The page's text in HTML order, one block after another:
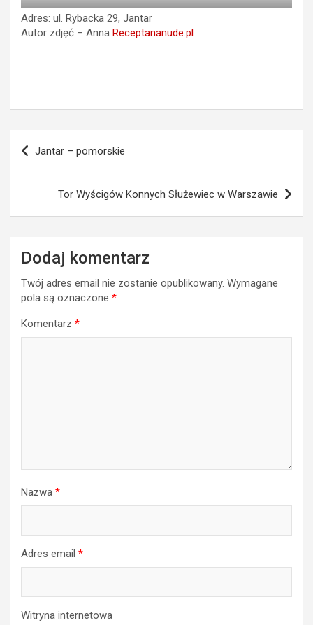
Adres: ul. Rybacka 29, Jantar
Autor zdjęć – Anna Receptananude.pl
Nawigacja
wpisu
Jantar – pomorskie
Tor Wyścigów Konnych Służewiec w Warszawie
Dodaj komentarz
Twój adres email nie zostanie opublikowany. Wymagane
pola są oznaczone *
Komentarz *
Nazwa *
Adres email *
Witryna internetowa